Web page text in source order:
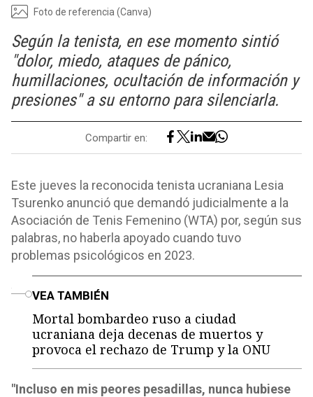
Foto de referencia (Canva)
Según la tenista, en ese momento sintió
"dolor, miedo, ataques de pánico,
humillaciones, ocultación de información y
presiones" a su entorno para silenciarla.
Compartir en:
Este jueves la reconocida tenista ucraniana Lesia
Tsurenko anunció que demandó judicialmente a la
Asociación de Tenis Femenino (WTA) por, según sus
palabras, no haberla apoyado cuando tuvo
problemas psicológicos en 2023.
VEA TAMBIÉN
Mortal bombardeo ruso a ciudad
ucraniana deja decenas de muertos y
provoca el rechazo de Trump y la ONU
"Incluso en mis peores pesadillas, nunca hubiese